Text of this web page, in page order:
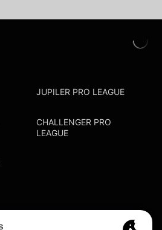
JUPILER PRO LEAGUE
CHALLENGER PRO
LEAGUE